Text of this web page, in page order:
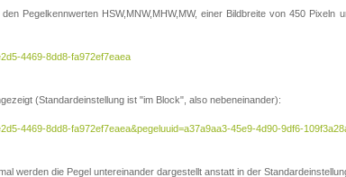
Pegelkennwerten HSW,MNW,MHW,MW, einer Bildbreite von 450 Pixeln
4469-8dd8-fa972ef7eaea
(Standardeinstellung ist "im Block", also nebeneinander):
4469-8dd8-fa972ef7eaea&pegeluuid=a37a9aa3-45e9-4d90-9df6-
werden die Pegel untereinander dargestellt anstatt in der